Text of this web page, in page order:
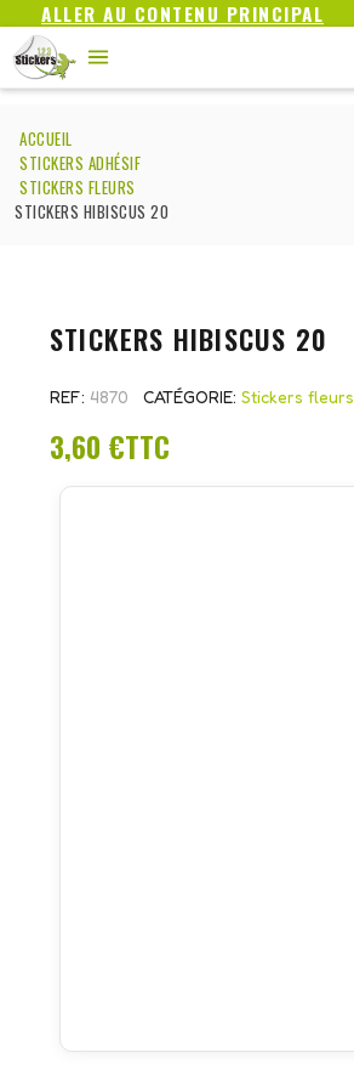
ALLER AU CONTENU PRINCIPAL
ACCUEIL
STICKERS ADHÉSIF
STICKERS FLEURS
STICKERS HIBISCUS 20
STICKERS HIBISCUS 20
REF 4870 CATÉGORIE Stickers fleurs
3,60 €TTC